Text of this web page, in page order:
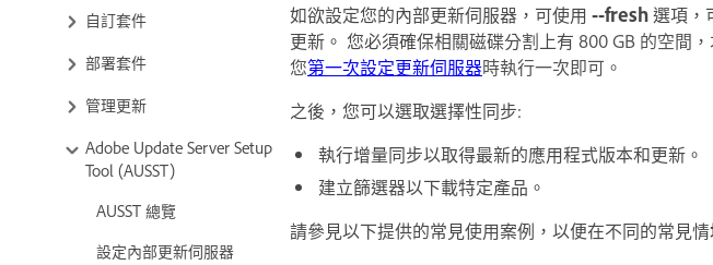
自訂套件
部署套件
管理更新
Adobe Update Server Setup
Tool (AUSST)
AUSST 總覽
設定內部更新伺服器
如欲設定您的內部更新伺服器，可使用 --fresh選項，
更新。 您必須確保相關磁碟分割上有 800 GB 的空間
您第一次設定更新伺服器時執行一次即可。
之後，您可以選取選擇性同步:
執行增量同步以取得最新的應用程式版本和更新。
建立篩選器以下載特定產品。
請參見以下提供的常見使用案例，以便在不同的常見情